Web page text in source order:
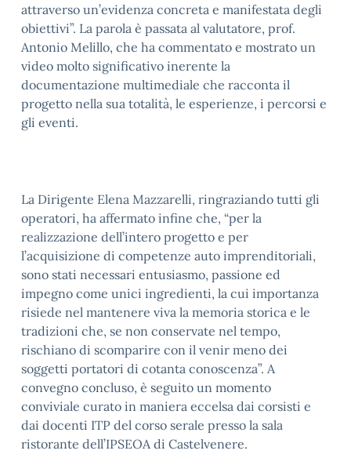
attraverso un’evidenza concreta e manifestata degli
obiettivi”. La parola è passata al valutatore, prof.
Antonio Melillo, che ha commentato e mostrato un
video molto significativo inerente la
documentazione multimediale che racconta il
progetto nella sua totalità, le esperienze, i percorsi e
gli eventi.
La Dirigente Elena Mazzarelli, ringraziando tutti gli
operatori, ha affermato infine che, “per la
realizzazione dell’intero progetto e per
l’acquisizione di competenze auto imprenditoriali,
sono stati necessari entusiasmo, passione ed
impegno come unici ingredienti, la cui importanza
risiede nel mantenere viva la memoria storica e le
tradizioni che, se non conservate nel tempo,
rischiano di scomparire con il venir meno dei
soggetti portatori di cotanta conoscenza”. A
convegno concluso, è seguito un momento
conviviale curato in maniera eccelsa dai corsisti e
dai docenti ITP del corso serale presso la sala
ristorante dell’IPSEOA di Castelvenere.